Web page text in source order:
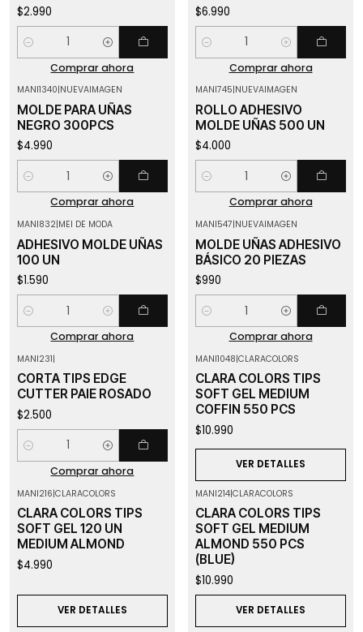
$2.990
Cantidad
Comprar ahora
$6.990
Cantidad
Comprar ahora
MANI1340|NUEVAIMAGEN
MOLDE PARA UÑAS
NEGRO 300PCS
$4.990
Cantidad
Comprar ahora
MANI745|NUEVAIMAGEN
ROLLO ADHESIVO
MOLDE UÑAS 500 UN
$4.000
Cantidad
Comprar ahora
MANI832|MEI DE MODA
ADHESIVO MOLDE UÑAS
100 UN
$1.590
Cantidad
Comprar ahora
MANI547|NUEVAIMAGEN
MOLDE UÑAS ADHESIVO
BÁSICO 20 PIEZAS
$990
Cantidad
Comprar ahora
MANI231|
CORTA TIPS EDGE
CUTTER PAIE ROSADO
$2.500
Cantidad
Comprar ahora
MANI1048|CLARACOLORS
CLARA COLORS TIPS
SOFT GEL MEDIUM
COFFIN 550 PCS
$10.990
VER DETALLES
MANI216|CLARACOLORS
CLARA COLORS TIPS
SOFT GEL 120 UN
MEDIUM ALMOND
$4.990
VER DETALLES
MANI214|CLARACOLORS
CLARA COLORS TIPS
SOFT GEL MEDIUM
ALMOND 550 PCS
(BLUE)
$10.990
VER DETALLES